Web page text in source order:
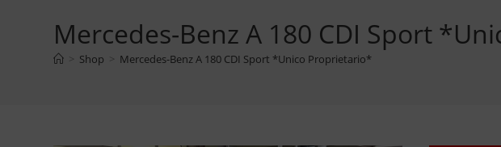
Mercedes-Benz A 180 CDI Sport
> Shop > Mercedes-Benz A 180 CDI Sport *Unico Proprietario*